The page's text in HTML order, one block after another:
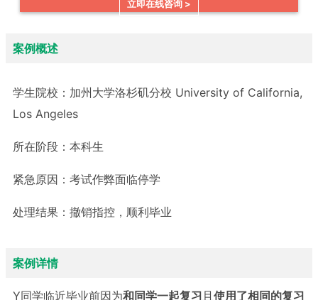
立即在线咨询 >
案例概述
学生院校： 加州大学洛杉矶分校 University of California,
Los Angeles
所在阶段： 本科生
紧急原因： 考试作弊面临停学
处理结果： 撤销指控，顺利毕业
案例详情
Y同学临近毕业前因为和同学一起复习 且 使用了相同的复习